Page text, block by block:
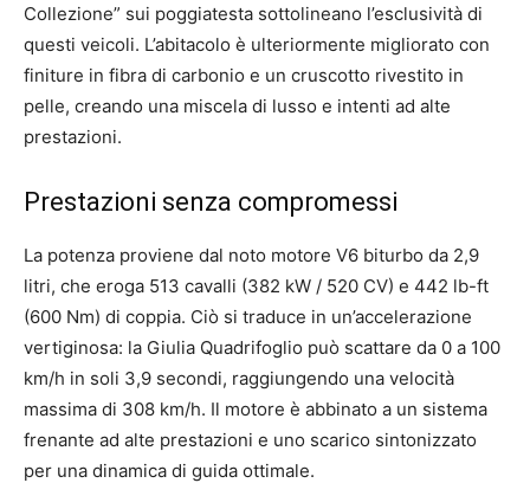
Collezione” sui poggiatesta sottolineano l’esclusività di
questi veicoli. L’abitacolo è ulteriormente migliorato con
finiture in fibra di carbonio e un cruscotto rivestito in
pelle, creando una miscela di lusso e intenti ad alte
prestazioni.
Prestazioni senza compromessi
La potenza proviene dal noto motore V6 biturbo da 2,9
litri, che eroga 513 cavalli (382 kW / 520 CV) e 442 lb-ft
(600 Nm) di coppia. Ciò si traduce in un’accelerazione
vertiginosa: la Giulia Quadrifoglio può scattare da 0 a 100
km/h in soli 3,9 secondi, raggiungendo una velocità
massima di 308 km/h. Il motore è abbinato a un sistema
frenante ad alte prestazioni e uno scarico sintonizzato
per una dinamica di guida ottimale.